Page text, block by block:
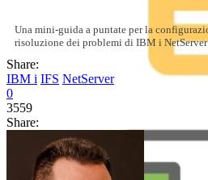
Una mini-guida a puntate per la
risoluzione dei problemi di IBM i NetServer
Share:
IBM i IFS NetServer
0
3559
Share: